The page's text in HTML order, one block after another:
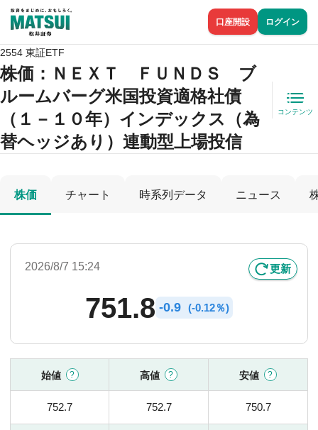
口座開設 ログイン
2554 東証ETF
株価 ：ＮＥＸＴ ＦＵＮＤＳ ブ
ルームバーグ米国投資適格社債
（１－１０年）インデックス（為
替ヘッジあり）連動型上場投信
コンテンツ
株価 チャート 時系列データ ニュース
2026/8/7 15:24 更新
751.8 -0.9 (-0.12％)
始値 高値 安値
752.7 752.7 750.7